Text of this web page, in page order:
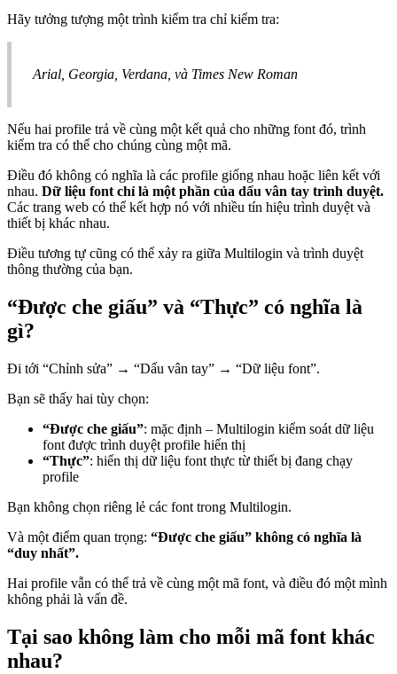
Hãy tưởng tượng một trình kiểm tra chỉ kiểm tra:
Arial, Georgia, Verdana, và Times New Roman
Nếu hai profile trả về cùng một kết quả cho những font đó, trình
kiểm tra có thể cho chúng cùng một mã.
Điều đó không có nghĩa là các profile giống nhau hoặc liên kết với
nhau. Dữ liệu font chỉ là một phần của dấu vân tay trình duyệt.
Các trang web có thể kết hợp nó với nhiều tín hiệu trình duyệt và
thiết bị khác nhau.
Điều tương tự cũng có thể xảy ra giữa Multilogin và trình duyệt
thông thường của bạn.
“Được che giấu” và “Thực” có nghĩa là
gì?
Đi tới “Chỉnh sửa” → “Dấu vân tay” → “Dữ liệu font”.
Bạn sẽ thấy hai tùy chọn:
“Được che giấu”: mặc định – Multilogin kiểm soát dữ liệu
font được trình duyệt profile hiển thị
“Thực”: hiển thị dữ liệu font thực từ thiết bị đang chạy
profile
Bạn không chọn riêng lẻ các font trong Multilogin.
Và một điểm quan trọng: “Được che giấu” không có nghĩa là
“duy nhất”.
Hai profile vẫn có thể trả về cùng một mã font, và điều đó một mình
không phải là vấn đề.
Tại sao không làm cho mỗi mã font khác
nhau?